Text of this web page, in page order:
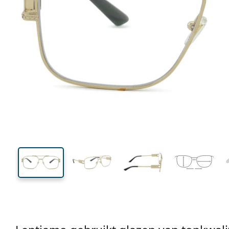
Breedte
Glashoogte Glasbreedte